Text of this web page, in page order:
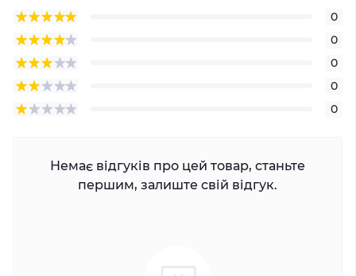
0
0
0
0
0
Немає відгуків про цей товар, станьте
першим, залиште свій відгук.